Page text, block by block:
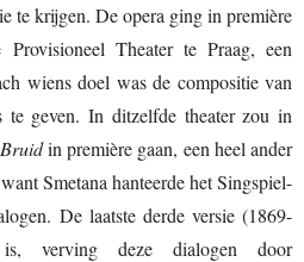
te krijgen. De opera ging in première
Theater te Praag, een
wiens doel was de compositie van
te geven. In ditzelfde theater zou in
Bruidin première gaan, een heel ander
Smetana hanteerde het Singspiel-
De laatste derde versie (1869-
verving deze dialogen door